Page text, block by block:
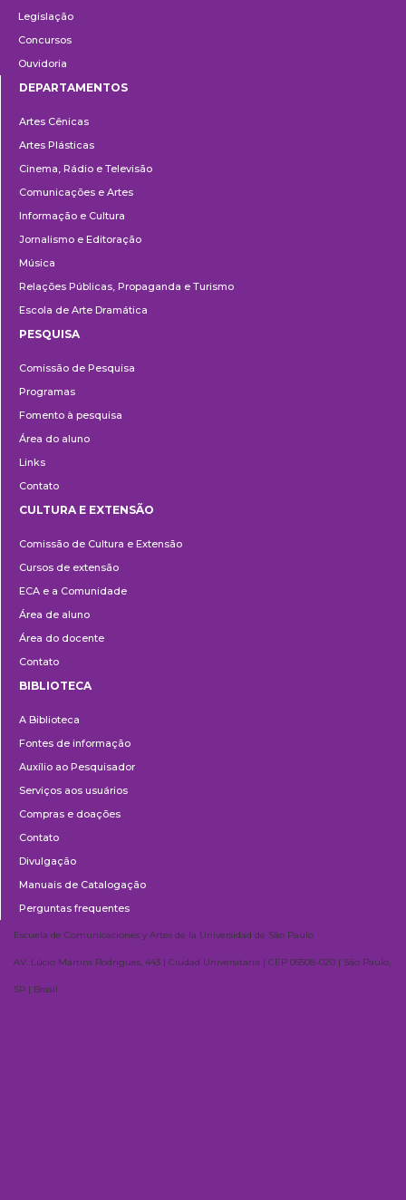
Legislação
Concursos
Ouvidoria
DEPARTAMENTOS
Artes Cênicas
Artes Plásticas
Cinema, Rádio e Televisão
Comunicações e Artes
Informação e Cultura
Jornalismo e Editoração
Música
Relações Públicas, Propaganda e Turismo
Escola de Arte Dramática
PESQUISA
Comissão de Pesquisa
Programas
Fomento à pesquisa
Área do aluno
Links
Contato
e
Extensão
CULTURA E EXTENSÃO
Comissão de Cultura e Extensão
Cursos de extensão
ECA e a Comunidade
Área de aluno
Área do docente
Contato
BIBLIOTECA
A Biblioteca
Fontes de informação
Auxílio ao Pesquisador
Serviços aos usuários
Compras e doações
Contato
Divulgação
Manuais de Catalogação
Perguntas frequentes
Escuela de Comunicaciones y Artes de la Universidad de São Paulo
AV. Lúcio Martins Rodrigues, 443 | Ciudad Universitaria | CEP 05508-020 | São Paulo,
SP | Brasil